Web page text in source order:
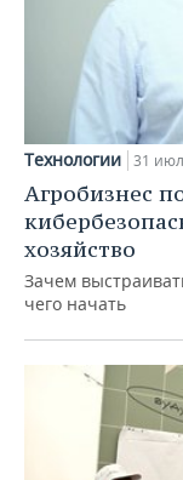
Технологии 31
Агробизнес
хозяйство
Зачем
чего начать